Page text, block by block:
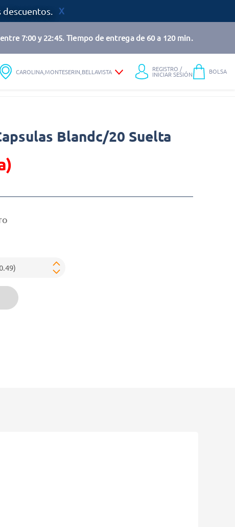
7:00 y 22:45. Tiempo de entrega de 60 a 120 min.
CAROLINA,MONTESERIN,BELLAVISTA REGISTRO /
INICIAR SESIÓN BOLSA
Blandc/20 Suelta